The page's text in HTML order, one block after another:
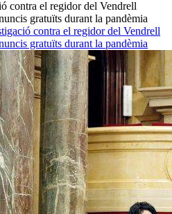
contra el regidor del Vendrell
gratuïts durant la pandèmia